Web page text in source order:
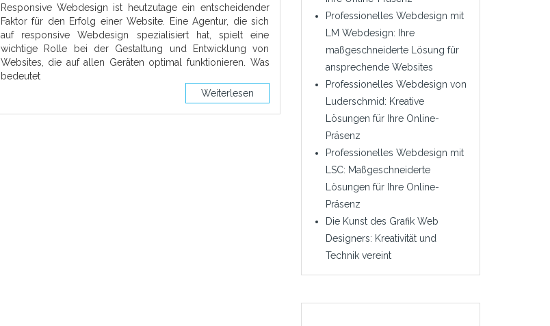
Responsive Webdesign ist heutzutage ein entscheidender
Faktor für den Erfolg einer Website. Eine Agentur, die sich
auf responsive Webdesign spezialisiert hat, spielt eine
wichtige Rolle bei der Gestaltung und Entwicklung von
Websites, die auf allen Geräten optimal funktionieren. Was
bedeutet
Weiterlesen
Professionelles Webdesign mit
LM Webdesign: Ihre
maßgeschneiderte Lösung für
ansprechende Websites
Professionelles Webdesign von
Luderschmid: Kreative
Lösungen für Ihre Online-
Präsenz
Professionelles Webdesign mit
LSC: Maßgeschneiderte
Lösungen für Ihre Online-
Präsenz
Die Kunst des Grafik Web
Designers: Kreativität und
Technik vereint